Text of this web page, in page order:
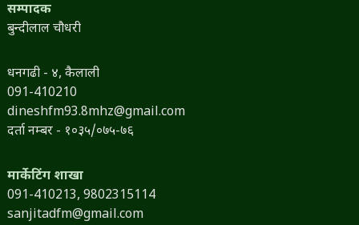
सम्पादक
बुन्दीलाल चौधरी
धनगढी - ४, कैलाली
091-410210
dineshfm93.8mhz@gmail.com
दर्ता नम्बर - १०३५/०७५-७६
मार्केटिंग शाखा
091-410213, 9802315114
sanjitadfm@gmail.com